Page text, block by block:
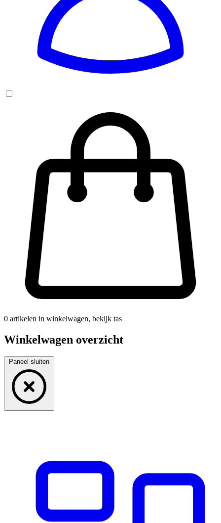
0 artikelen in winkelwagen, bekijk tas
Winkelwagen overzicht
Paneel sluiten